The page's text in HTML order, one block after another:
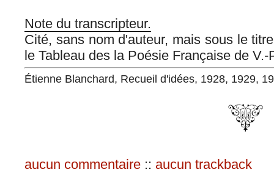
Note du transcripteur.
Cité, sans nom d'auteur, mais sous le
le Tableau des la Poésie Française de V.-
Étienne Blanchard, Recueil d'idées, 1928, 1929,
aucun commentaire :: aucun trackback